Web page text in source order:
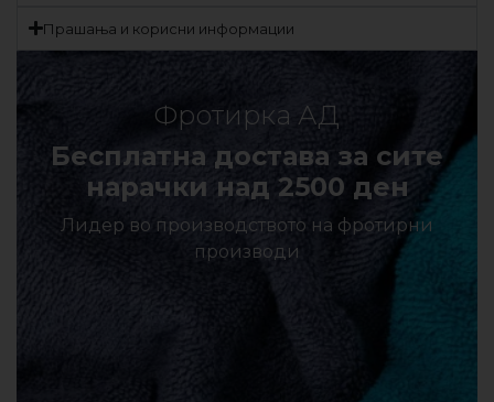
Прашања и корисни информации
Фротирка АД
Бесплатна достава за сите
нарачки над 2500 ден
Лидер во производството на фротирни
производи